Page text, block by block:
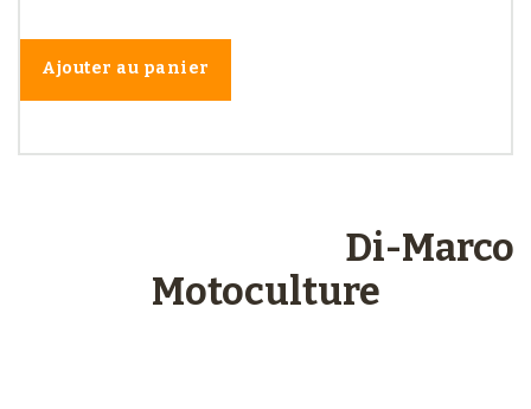
Ajouter au panier
Di-Marco
Motoculture